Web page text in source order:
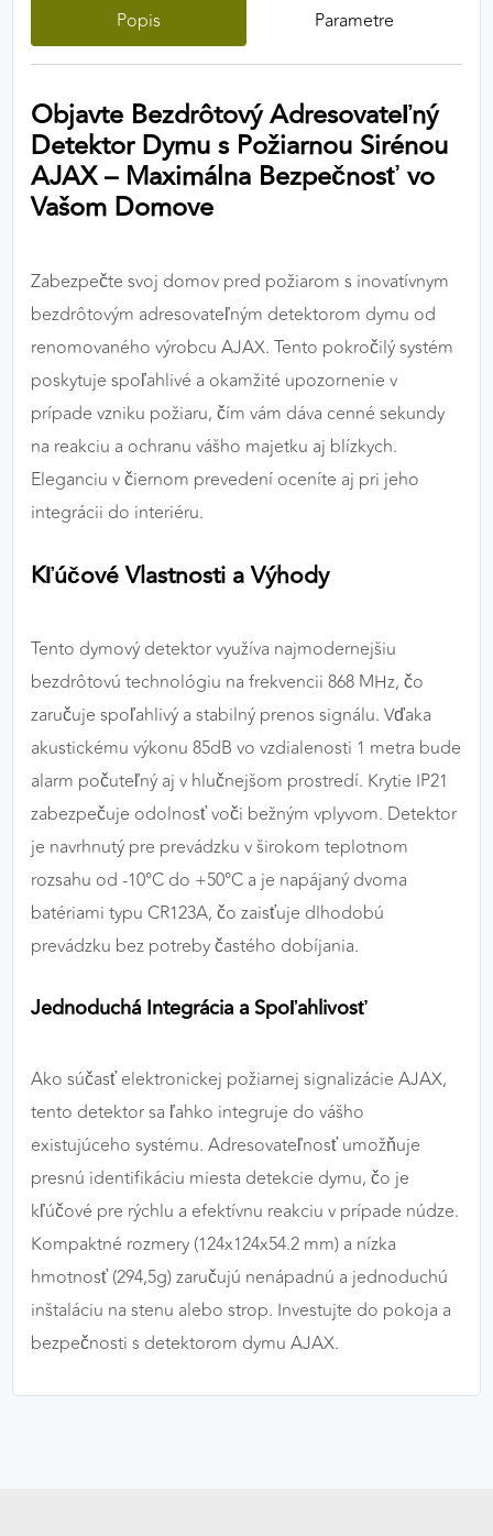
Popis Parametre
Objavte Bezdrôtový Adresovateľný
Detektor Dymu s Požiarnou Sirénou
AJAX – Maximálna Bezpečnosť vo
Vašom Domove
Zabezpečte svoj domov pred požiarom s inovatívnym
bezdrôtovým adresovateľným detektorom dymu od
renomovaného výrobcu AJAX. Tento pokročilý systém
poskytuje spoľahlivé a okamžité upozornenie v
prípade vzniku požiaru, čím vám dáva cenné sekundy
na reakciu a ochranu vášho majetku aj blízkych.
Eleganciu v čiernom prevedení oceníte aj pri jeho
integrácii do interiéru.
Kľúčové Vlastnosti a Výhody
Tento dymový detektor využíva najmodernejšiu
bezdrôtovú technológiu na frekvencii 868 MHz, čo
zaručuje spoľahlivý a stabilný prenos signálu. Vďaka
akustickému výkonu 85dB vo vzdialenosti 1 metra bude
alarm počuteľný aj v hlučnejšom prostredí. Krytie IP21
zabezpečuje odolnosť voči bežným vplyvom. Detektor
je navrhnutý pre prevádzku v širokom teplotnom
rozsahu od -10°C do +50°C a je napájaný dvoma
batériami typu CR123A, čo zaisťuje dlhodobú
prevádzku bez potreby častého dobíjania.
Jednoduchá Integrácia a Spoľahlivosť
Ako súčasť elektronickej požiarnej signalizácie AJAX,
tento detektor sa ľahko integruje do vášho
existujúceho systému. Adresovateľnosť umožňuje
presnú identifikáciu miesta detekcie dymu, čo je
kľúčové pre rýchlu a efektívnu reakciu v prípade núdze.
Kompaktné rozmery (124x124x54.2 mm) a nízka
hmotnosť (294,5g) zaručujú nenápadnú a jednoduchú
inštaláciu na stenu alebo strop. Investujte do pokoja a
bezpečnosti s detektorom dymu AJAX.
výkon a funkčnosť našich stránok.
Poskytovateľ: Google
MARKETINGOVÉ COOKIES
stránkami. Umožňujú nám a našim partnerom
zobrazovať cielenú a relevantnú reklamu, a to na
našom webe aj v reklamných sieťach tretích strán.
Google Ads
Poskytovateľ: Google